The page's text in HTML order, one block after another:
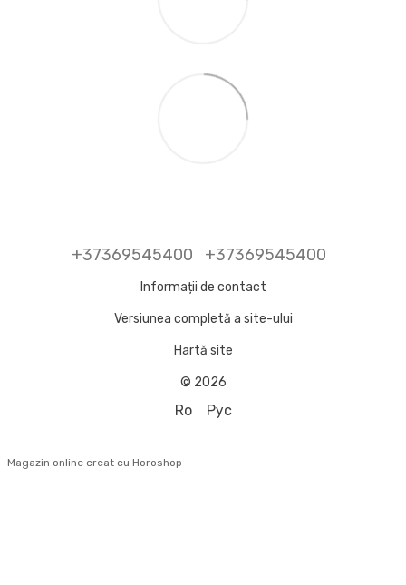
+37369545400 +37369545400
Informații de contact
Versiunea completă a site-ului
Hartă site
© 2026
Ro Рус
Magazin online creat cu Horoshop